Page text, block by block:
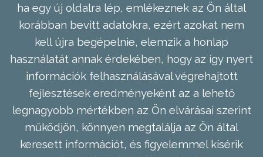
ha egy új oldalra lép, emlékeznek az Ön által
korábban bevitt adatokra, ezért azokat nem
kell újra begépelnie, elemzik a honlap
használatát annak érdekében, hogy az így nyert
információk felhasználásával végrehajtott
fejlesztések eredményeként az a lehető
legnagyobb mértékben az Ön elvárásai szerint
működjön, könnyen megtalálja az Ön által
keresett információt, és figyelemmel kísérik